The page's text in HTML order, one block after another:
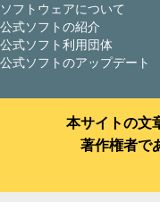
ソフトウェアについて
公式ソフトの紹介
公式ソフト利用団体
公式ソフトのアップデート
本サイトの文
著作権者で